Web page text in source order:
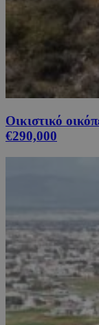
Οικιστικό
€290,000